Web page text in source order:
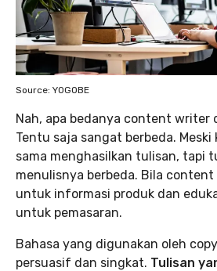
Source: YOGOBE
Nah, apa bedanya content writer
Tentu saja sangat berbeda.
sama menghasilkan tulisan, tapi
menulisnya berbeda. Bila
untuk informasi produk dan
untuk pemasaran.
Bahasa yang digunakan oleh
persuasif dan singkat. Tulisan